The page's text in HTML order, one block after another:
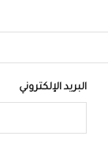
البريد الإلكتروني